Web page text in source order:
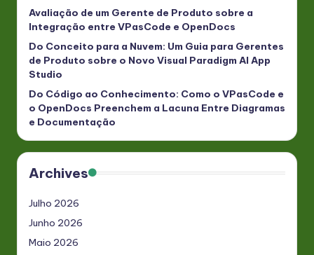
Avaliação de um Gerente de Produto sobre a
Integração entre VPasCode e OpenDocs
Do Conceito para a Nuvem: Um Guia para Gerentes
de Produto sobre o Novo Visual Paradigm AI App
Studio
Do Código ao Conhecimento: Como o VPasCode e
o OpenDocs Preenchem a Lacuna Entre Diagramas
e Documentação
Archives
Julho 2026
Junho 2026
Maio 2026